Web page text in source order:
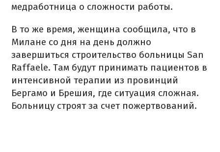
медработница о сложности работы.
В то же время, женщина сообщила, что в
Милане со дня на день должно
завершиться строительство больницы San
Raffaele. Там будут принимать пациентов в
интенсивной терапии из провинций
Бергамо и Брешия, где ситуация сложная.
Больницу строят за счет пожертвований.